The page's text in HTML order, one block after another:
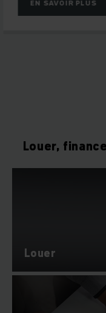
EN SAVOIR PLUS
Louer,
Louer